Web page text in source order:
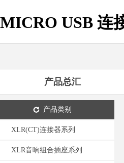
MICRO USB 连
产品总汇
产品类别
XLR(CT)连接器系列
XLR音响组合插座系列